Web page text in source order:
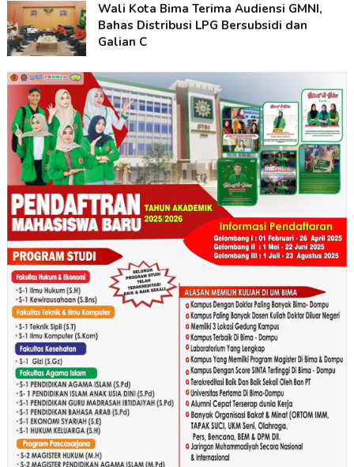
Wali Kota Bima Terima Audiensi GMNI,
Bahas Distribusi LPG Bersubsidi dan
Galian C